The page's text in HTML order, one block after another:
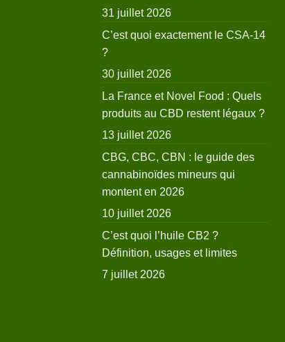
31 juillet 2026
C’est quoi exactement le CSA-14
?
30 juillet 2026
La France et Novel Food : Quels
produits au CBD restent légaux ?
13 juillet 2026
CBG, CBC, CBN : le guide des
cannabinoïdes mineurs qui
montent en 2026
10 juillet 2026
C’est quoi l’huile CB2 ?
Définition, usages et limites
7 juillet 2026